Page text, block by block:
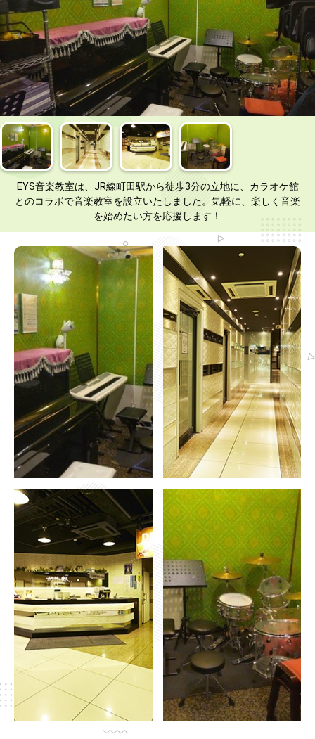
EYS音楽教室は、JR線町田駅から徒歩3分の立地に、カラオケ館
とのコラボで音楽教室を設立いたしました。気軽に、楽しく音楽
を始めたい方を応援します！